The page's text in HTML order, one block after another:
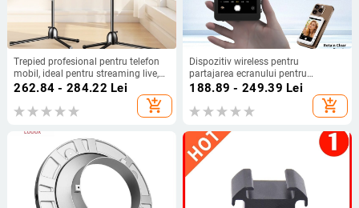
Trepied profesional pentru telefon
mobil, ideal pentru streaming live,
cu înălțime reglabilă și suport
262.84 - 284.22 Lei
add_shopping_cart
Dispozitiv wireless pentru
partajarea ecranului pentru
telefoane mobile
188.89 - 249.39 Lei
add_shopping_cart